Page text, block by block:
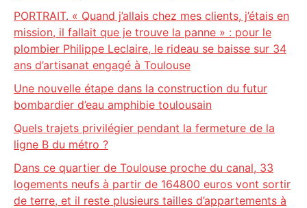
PORTRAIT. « Quand j’allais chez mes clients, j’étais en
mission, il fallait que je trouve la panne » : pour le
plombier Philippe Leclaire, le rideau se baisse sur 34
ans d’artisanat engagé à Toulouse
Une nouvelle étape dans la construction du futur
bombardier d’eau amphibie toulousain
Quels trajets privilégier pendant la fermeture de la
ligne B du métro ?
Dans ce quartier de Toulouse proche du canal, 33
logements neufs à partir de 164800 euros vont sortir
de terre, et il reste plusieurs tailles d’appartements à